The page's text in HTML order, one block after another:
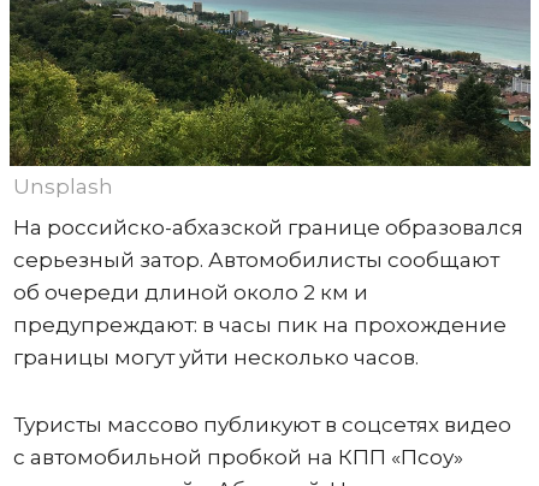
Unsplash
На российско-абхазской границе образовался
серьезный затор. Автомобилисты сообщают
об очереди длиной около 2 км и
предупреждают: в часы пик на прохождение
границы могут уйти несколько часов.
Туристы массово публикуют в соцсетях видео
с автомобильной пробкой на КПП «Псоу»